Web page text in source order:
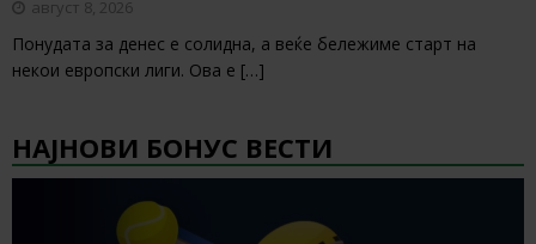
август 8, 2026
Понудата за денес е солидна, а веќе бележиме старт на
некои европски лиги. Ова е […]
НАЈНОВИ БОНУС ВЕСТИ